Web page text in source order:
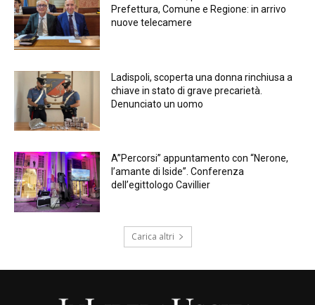
Prefettura, Comune e Regione: in arrivo
nuove telecamere
Ladispoli, scoperta una donna rinchiusa a
chiave in stato di grave precarietà.
Denunciato un uomo
A”Percorsi” appuntamento con “Nerone,
l’amante di Iside”. Conferenza
dell’egittologo Cavillier
Carica altri